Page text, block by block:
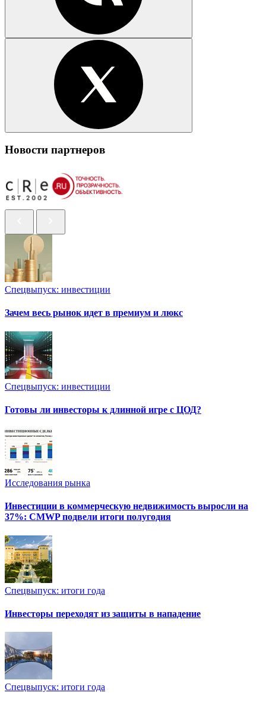
Новости партнеров
Спецвыпуск: инвестиции
Зачем весь рынок идет в премиум и люкс
Спецвыпуск: инвестиции
Готовы ли инвесторы к длинной игре с ЦОД?
Исследования рынка
Инвестиции в коммерческую недвижимость выросли на
37%: CMWP подвели итоги полугодия
Спецвыпуск: итоги года
Инвесторы переходят из защиты в нападение
Спецвыпуск: итоги года